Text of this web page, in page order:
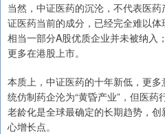
当然，中证医药的沉沦，不代表医
证医药当前的成分，已经完全难以体
相当一部分A股优质企业并未被纳入
更多在港股上市。
本质上，中证医药的十年新低，更
统仿制药企沦为“黄昏产业”，但医
老龄化是全球最确定的长期趋势，
心增长点。